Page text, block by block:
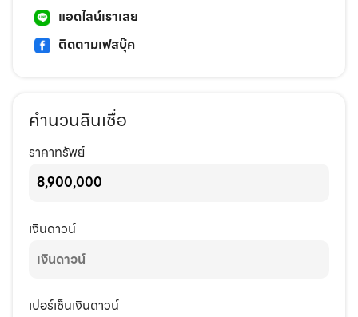
แอดไลน์เราเลย
ติดตามเฟสบุ๊ค
คำนวนสินเชื่อ
ราคาทรัพย์
เงินดาวน์
เปอร์เซ็นเงินดาวน์